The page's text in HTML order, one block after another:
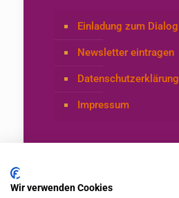
Einladung zum Dialog
Newsletter eintragen
Datenschutzerklärung
Impressum
Wir verwenden Cookies